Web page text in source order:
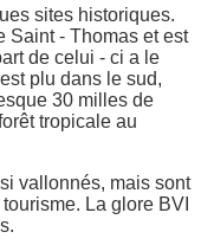
sites historiques.
Saint - Thomas et est
de celui - ci a le
plu dans le sud,
30 milles de
tropicale au
vallonnés, mais sont
La glore BVI